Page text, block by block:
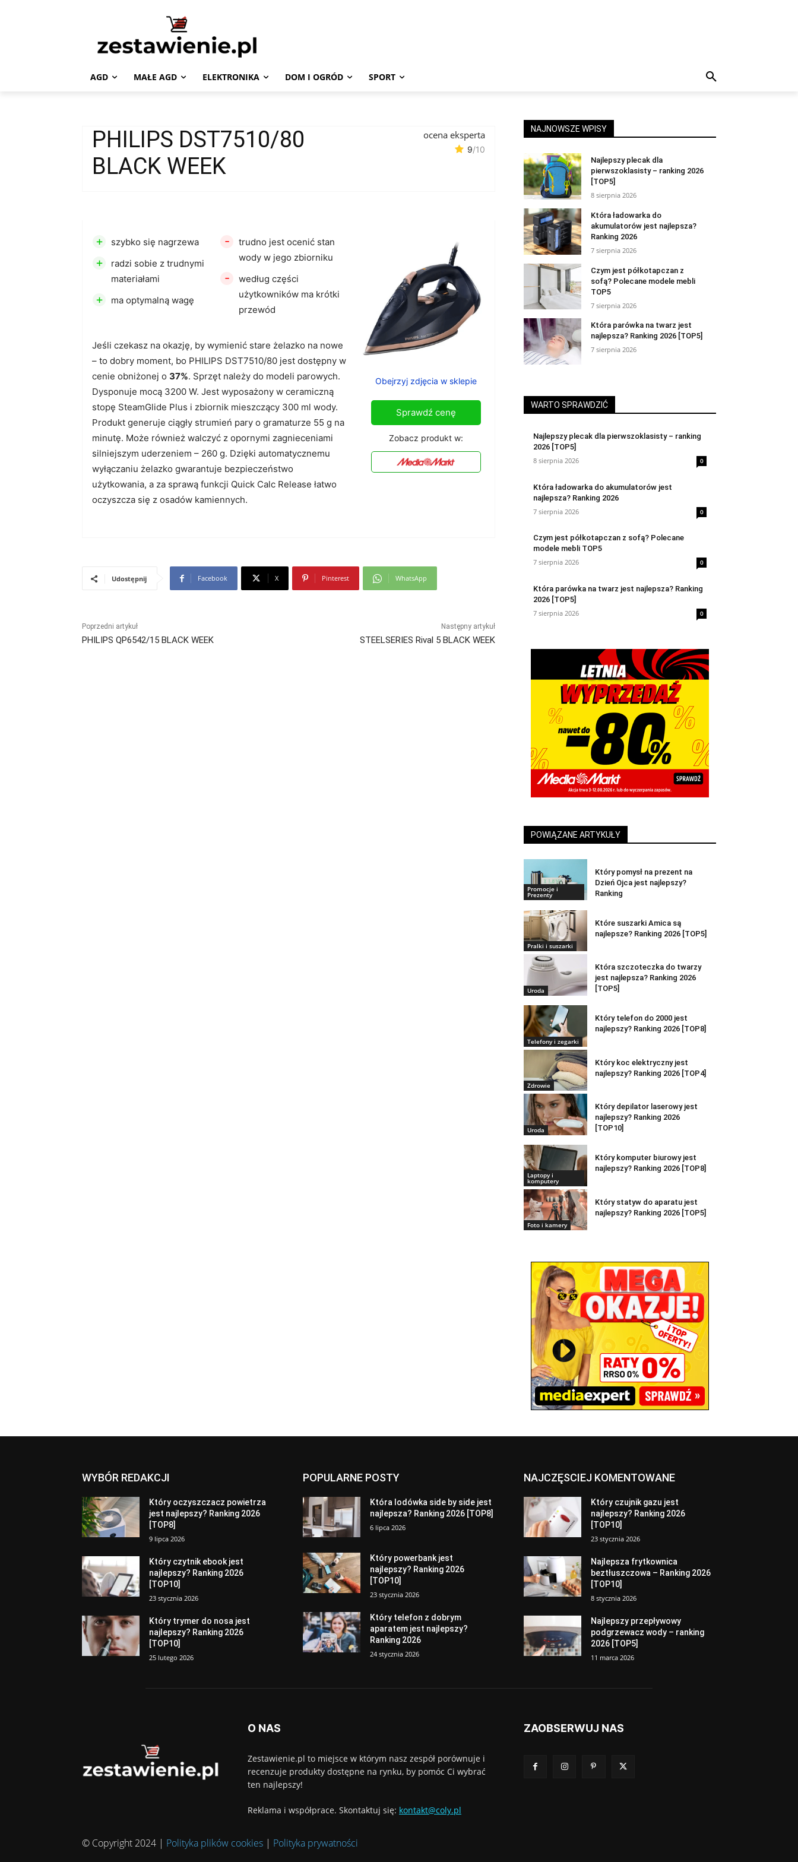
AGD MAŁE AGD ELEKTRONIKA DOM I OGRÓD SPORT
PHILIPS DST7510/80
BLACK WEEK
ocena eksperta
9/10
Jeśli czekasz na okazję, by wymienić stare żelazko na nowe
– to dobry moment, bo PHILIPS DST7510/80 jest dostępny w
cenie obniżonej o 37%. Sprzęt należy do modeli parowych.
Dysponuje mocą 3200 W. Jest wyposażony w ceramiczną
stopę SteamGlide Plus i zbiornik mieszczący 300 ml wody.
Produkt generuje ciągły strumień pary o gramaturze 55 g na
minutę. Może również walczyć z opornymi zagnieceniami
silniejszym uderzeniem – 260 g. Dzięki automatycznemu
wyłączaniu żelazko gwarantuje bezpieczeństwo
użytkowania, a za sprawą funkcji Quick Calc Release łatwo
oczyszcza się z osadów kamiennych.
+ szybko się nagrzewa
+
radzi sobie z trudnymi
materiałami
+ ma optymalną wagę
-
trudno jest ocenić stan
wody w jego zbiorniku
-
według części
użytkowników ma krótki
przewód
Obejrzyj zdjęcia w sklepie
Sprawdź cenę
Zobacz produkt w:
Udostępnij Facebook X Pinterest WhatsApp
Poprzedni artykuł
PHILIPS QP6542/15 BLACK WEEK
Następny artykuł
STEELSERIES Rival 5 BLACK WEEK
NAJNOWSZE WPISY
Najlepszy plecak dla
pierwszoklasisty – ranking 2026
[TOP5]
8 sierpnia 2026
Która ładowarka do
akumulatorów jest najlepsza?
Ranking 2026
7 sierpnia 2026
Czym jest półkotapczan z
sofą? Polecane modele mebli
TOP5
7 sierpnia 2026
Która parówka na twarz jest
najlepsza? Ranking 2026 [TOP5]
7 sierpnia 2026
WARTO SPRAWDZIĆ
Najlepszy plecak dla pierwszoklasisty – ranking
2026 [TOP5]
8 sierpnia 2026
0
Która ładowarka do akumulatorów jest
najlepsza? Ranking 2026
7 sierpnia 2026
0
Czym jest półkotapczan z sofą? Polecane
modele mebli TOP5
7 sierpnia 2026
0
Która parówka na twarz jest najlepsza? Ranking
2026 [TOP5]
7 sierpnia 2026
0
POWIĄZANE ARTYKUŁY
Promocje i
Prezenty
Który pomysł na prezent na
Dzień Ojca jest najlepszy?
Ranking
Pralki i suszarki
Które suszarki Amica są
najlepsze? Ranking 2026 [TOP5]
Uroda
Która szczoteczka do twarzy
jest najlepsza? Ranking 2026
[TOP5]
Telefony i zegarki
Który telefon do 2000 jest
najlepszy? Ranking 2026 [TOP8]
Zdrowie
Który koc elektryczny jest
najlepszy? Ranking 2026 [TOP4]
Uroda
Który depilator laserowy jest
najlepszy? Ranking 2026
[TOP10]
Laptopy i
komputery
Który komputer biurowy jest
najlepszy? Ranking 2026 [TOP8]
Foto i kamery
Który statyw do aparatu jest
najlepszy? Ranking 2026 [TOP5]
WYBÓR REDAKCJI
Który oczyszczacz powietrza
jest najlepszy? Ranking 2026
[TOP8]
9 lipca 2026
Który czytnik ebook jest
najlepszy? Ranking 2026
[TOP10]
23 stycznia 2026
Który trymer do nosa jest
najlepszy? Ranking 2026
[TOP10]
25 lutego 2026
POPULARNE POSTY
Która lodówka side by side jest
najlepsza? Ranking 2026 [TOP8]
6 lipca 2026
Który powerbank jest
najlepszy? Ranking 2026
[TOP10]
23 stycznia 2026
Który telefon z dobrym
aparatem jest najlepszy?
Ranking 2026
24 stycznia 2026
NAJCZĘSCIEJ KOMENTOWANE
Który czujnik gazu jest
najlepszy? Ranking 2026
[TOP10]
23 stycznia 2026
Najlepsza frytkownica
beztłuszczowa – Ranking 2026
[TOP10]
8 stycznia 2026
Najlepszy przepływowy
podgrzewacz wody – ranking
2026 [TOP5]
11 marca 2026
O NAS
Zestawienie.pl to miejsce w którym nasz zespół porównuje i
recenzuje produkty dostępne na rynku, by pomóc Ci wybrać
ten najlepszy!
Reklama i współprace. Skontaktuj się: kontakt@coly.pl
ZAOBSERWUJ NAS
© Copyright 2024 | Polityka plików cookies | Polityka prywatności